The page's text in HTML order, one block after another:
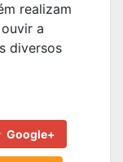
realizam
a
diversos
Google+